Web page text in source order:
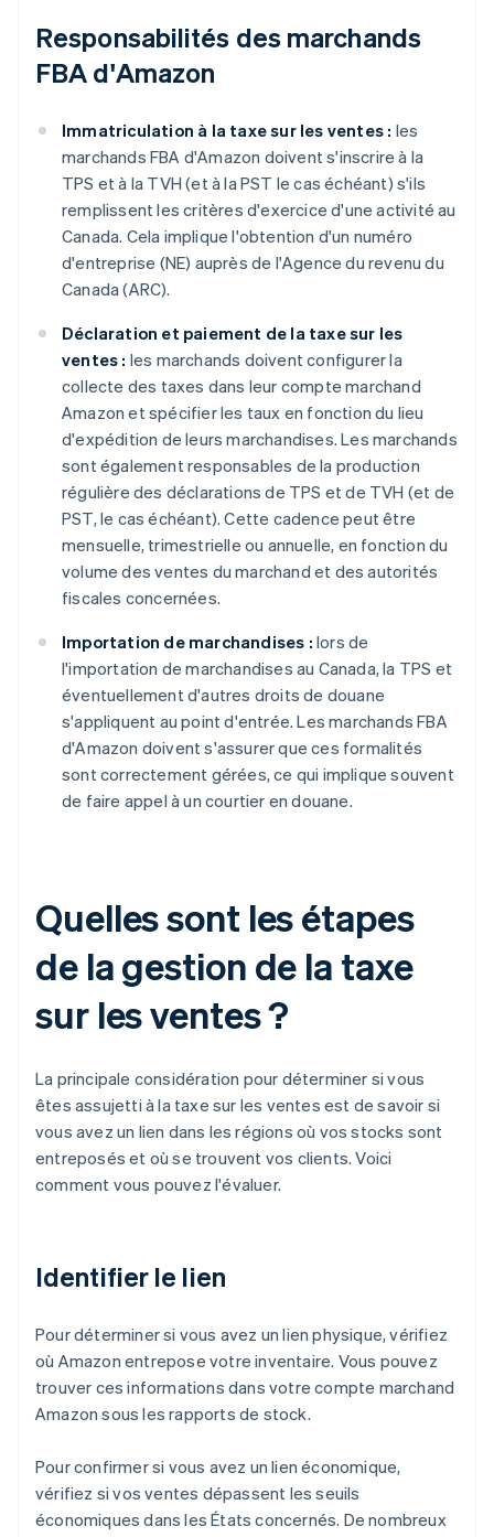
Responsabilités des marchands
FBA d'Amazon
Immatriculation à la taxe sur les ventes : les
marchands FBA d'Amazon doivent s'inscrire à la
TPS et à la TVH (et à la PST le cas échéant) s'ils
remplissent les critères d'exercice d'une activité au
Canada. Cela implique l'obtention d'un numéro
d'entreprise (NE) auprès de l'Agence du revenu du
Canada (ARC).
Déclaration et paiement de la taxe sur les
ventes : les marchands doivent configurer la
collecte des taxes dans leur compte marchand
Amazon et spécifier les taux en fonction du lieu
d'expédition de leurs marchandises. Les marchands
sont également responsables de la production
régulière des déclarations de TPS et de TVH (et de
PST, le cas échéant). Cette cadence peut être
mensuelle, trimestrielle ou annuelle, en fonction du
volume des ventes du marchand et des autorités
fiscales concernées.
Importation de marchandises : lors de
l'importation de marchandises au Canada, la TPS et
éventuellement d'autres droits de douane
s'appliquent au point d'entrée. Les marchands FBA
d'Amazon doivent s'assurer que ces formalités
sont correctement gérées, ce qui implique souvent
de faire appel à un courtier en douane.
Quelles sont les étapes
de la gestion de la taxe
sur les ventes ?
La principale considération pour déterminer si vous
êtes assujetti à la taxe sur les ventes est de savoir si
vous avez un lien dans les régions où vos stocks sont
entreposés et où se trouvent vos clients. Voici
comment vous pouvez l'évaluer.
Identifier le lien
Pour déterminer si vous avez un lien physique, vérifiez
où Amazon entrepose votre inventaire. Vous pouvez
trouver ces informations dans votre compte marchand
Amazon sous les rapports de stock.
Pour confirmer si vous avez un lien économique,
vérifiez si vos ventes dépassent les seuils
économiques dans les États concernés. De nombreux